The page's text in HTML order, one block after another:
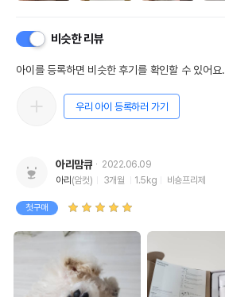
비슷한 리뷰
아이를 등록하면 비슷한 후기를 확인할 수 있어요.
우리 아이 등록하러 가기
아리맘큐
2022.06.09
아리 (암컷) 3개월 1.5kg 비숑프리제
첫구매